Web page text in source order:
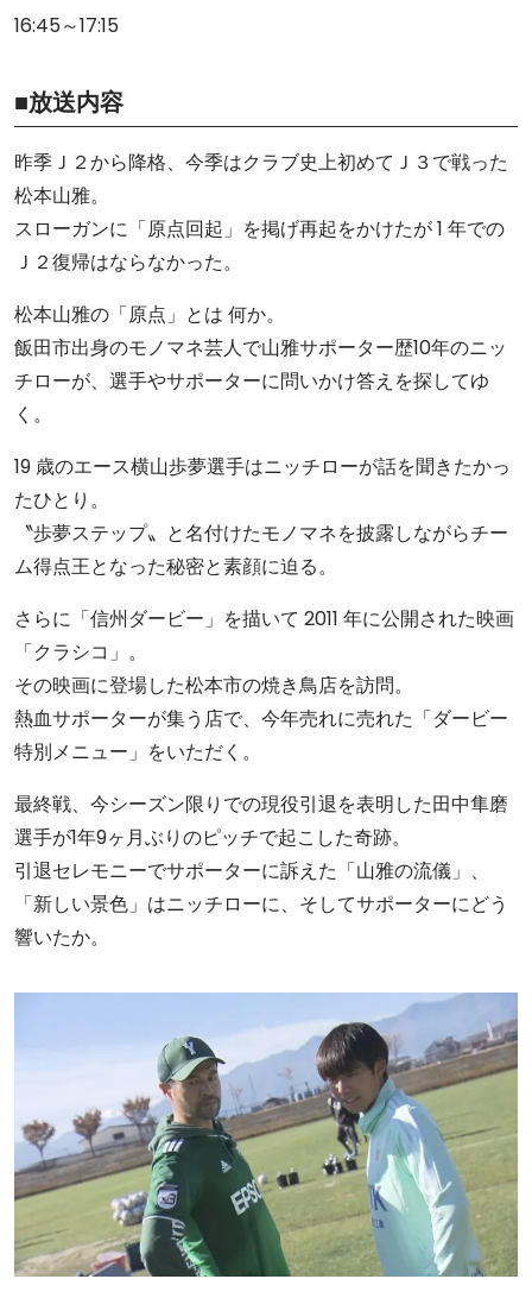
16:45～17:15
■放送内容
昨季Ｊ２から降格、今季はクラブ史上初めてＪ３で戦った
松本山雅。
スローガンに「原点回起」を掲げ再起をかけたが 1 年での
Ｊ２復帰はならなかった。
松本山雅の「原点」とは 何か。
飯田市出身のモノマネ芸人で山雅サポーター歴10年のニッ
チローが、選手やサポーターに問いかけ答えを探してゆ
く。
19 歳のエース横山歩夢選手はニッチローが話を聞きたかっ
たひとり。
〝歩夢ステップ〟と名付けたモノマネを披露しながらチー
ム得点王となった秘密と素顔に迫る。
さらに「信州ダービー」を描いて 2011 年に公開された映画
「クラシコ」。
その映画に登場した松本市の焼き鳥店を訪問。
熱血サポーターが集う店で、今年売れに売れた「ダービー
特別メニュー」をいただく。
最終戦、今シーズン限りでの現役引退を表明した田中隼磨
選手が1年9ヶ月ぶりのピッチで起こした奇跡。
引退セレモニーでサポーターに訴えた「山雅の流儀」、
「新しい景色」はニッチローに、そしてサポーターにどう
響いたか。